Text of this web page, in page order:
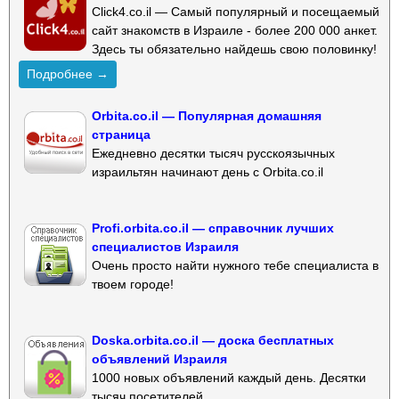
Click4.co.il — Самый популярный и посещаемый
сайт знакомств в Израиле - более 200 000 анкет.
Здесь ты обязательно найдешь свою половинку!
Подробнее →
Orbita.co.il — Популярная домашняя
страница
Ежедневно десятки тысяч русскоязычных
израильтян начинают день с Orbita.co.il
Profi.orbita.co.il — справочник лучших
специалистов Израиля
Очень просто найти нужного тебе специалиста в
твоем городе!
Doska.orbita.co.il — доска бесплатных
объявлений Израиля
1000 новых объявлений каждый день. Десятки